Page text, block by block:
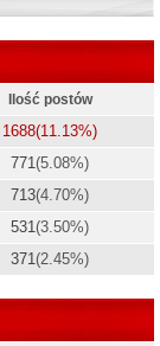
Ilość postów
1688(11.13%)
771(5.08%)
713(4.70%)
531(3.50%)
371(2.45%)